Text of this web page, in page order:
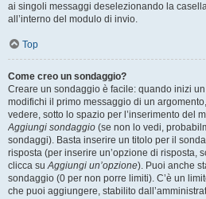
ai singoli messaggi deselezionando la
all’interno del modulo di invio.
Top
Come creo un sondaggio?
Creare un sondaggio è facile: quando inizi
modifichi il primo messaggio di un
vedere, sotto lo spazio per l’inserimento del
Aggiungi sondaggio (se non lo vedi,
sondaggi). Basta inserire un titolo per il
risposta (per inserire un’opzione di risposta,
clicca suAggiungi un’opzione). Puoi anche
sondaggio (0 per non porre limiti). C’è un
che puoi aggiungere, stabilito